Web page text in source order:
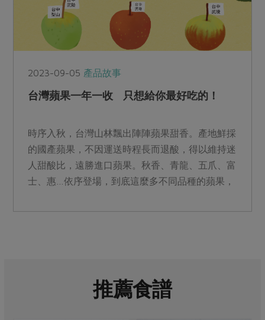
2023-09-05 產品故事
台灣蘋果一年一收 只想給你最好吃的！
時序入秋，台灣山林飄出陣陣蘋果甜香。產地鮮採
的國產蘋果，不因運送時程長而退酸，得以維持迷
人甜酸比，遠勝進口蘋果。秋香、青龍、五爪、富
士、惠…依序登場，到底這麼多不同品種的蘋果，
出這些豐美滋味？通通說給你知曉。
推薦食譜